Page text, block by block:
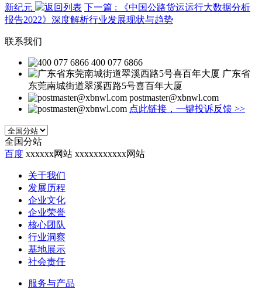
新纪元
返回列表 下一篇 : 《中国公路货运运行大数据分析
报告2022》深度解析行业发展现状与趋势
联系我们
400 077 6866
广东省
东莞南城街道翠溪西路5号喜百年大厦
postmaster@xbnwl.com
点此链接，一键投诉反馈 >>
全国分站
百度 xxxxxx网站 xxxxxxxxxxx网站
关于我们
发展历程
企业文化
企业荣誉
核心团队
行业洞察
基地展示
社会责任
服务与产品